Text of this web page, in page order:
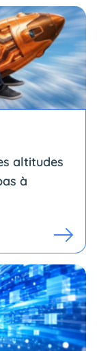
altitudes
à